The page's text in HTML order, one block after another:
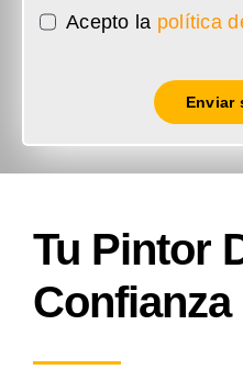
Acepto la política
Enviar
Tu Pintor
Confianza